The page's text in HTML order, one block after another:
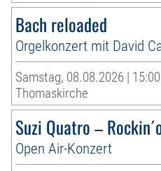
Bach reloaded
Orgelkonzert mit David
Samstag, 08.08.2026 |
Thomaskirche
Suzi Quatro –
Open Air-Konzert